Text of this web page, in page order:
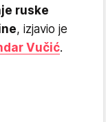
ruske
, izjavio je
Vučić.